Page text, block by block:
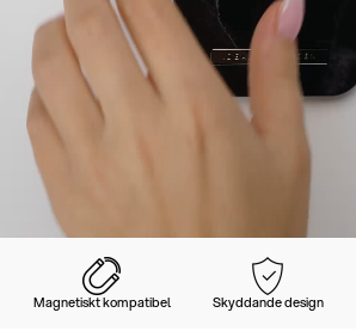
Magnetiskt kompatibel Skyddande design